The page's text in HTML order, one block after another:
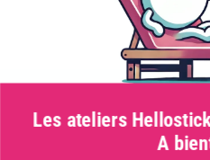
Les ateliers
A